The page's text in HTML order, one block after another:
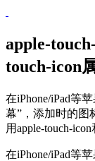
apple-
touch-icon
在iPhone/iPad等
幕”，添加时的图
用apple-touch-
在iPhone/iPad等